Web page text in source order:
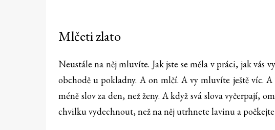
Mlčeti zlato
Neustále na něj mluvíte. Jak jste se měla v práci, jak vás
obchodě u pokladny. A on mlčí. A vy mluvíte ještě víc.
méně slov za den, než ženy. A když svá slova vyčerpají,
chvilku vydechnout, než na něj utrhnete lavinu a